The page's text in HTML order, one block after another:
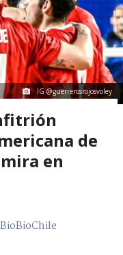
IG @guerrerosrojosvoley
de
en